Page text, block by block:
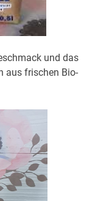
und das
aus frischen Bio-